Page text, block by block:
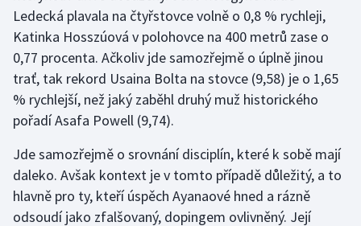
Ledecká plavala na čtyřstovce volně o 0,8 % rychleji,
Katinka Hosszúová v polohovce na 400 metrů zase o
0,77 procenta. Ačkoliv jde samozřejmě o úplně jinou
trať, tak rekord Usaina Bolta na stovce (9,58) je o 1,65
% rychlejší, než jaký zaběhl druhý muž historického
pořadí Asafa Powell (9,74).
Jde samozřejmě o srovnání disciplín, které k sobě mají
daleko. Avšak kontext je v tomto případě důležitý, a to
hlavně pro ty, kteří úspěch Ayanaové hned a rázně
odsoudí jako zfalšovaný, dopingem ovlivněný. Její